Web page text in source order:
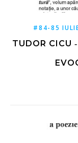
#84-85
TUDOR CICU